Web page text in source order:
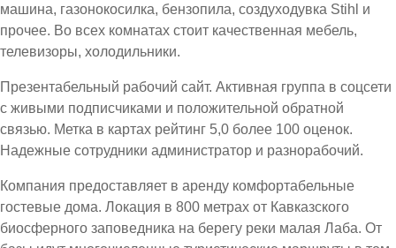
машина, газонокосилка, бензопила, создуходувка Stihl и
прочее. Во всех комнатах стоит качественная мебель,
телевизоры, холодильники.
Презентабельный рабочий сайт. Активная группа в соцсети
с живыми подписчиками и положительной обратной
связью. Метка в картах рейтинг 5,0 более 100 оценок.
Надежные сотрудники администратор и разнорабочий.
Компания предоставляет в аренду комфортабельные
гостевые дома. Локация в 800 метрах от Кавказского
биосферного заповедника на берегу реки малая Лаба. От